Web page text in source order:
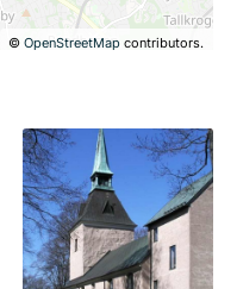
©OpenStreetMap contributors.